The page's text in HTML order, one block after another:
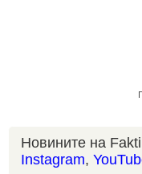
Новините на
Instagram,